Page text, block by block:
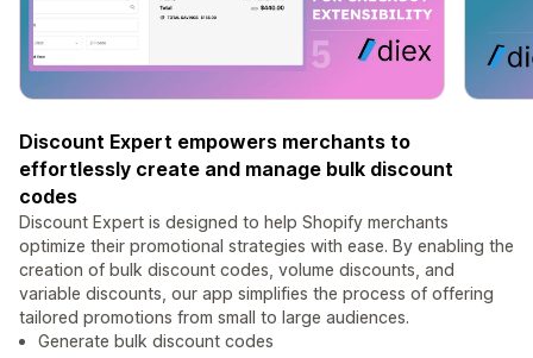
Discount Expert empowers merchants to
effortlessly create and manage bulk discount
codes
Discount Expert is designed to help Shopify merchants
optimize their promotional strategies with ease. By enabling the
creation of bulk discount codes, volume discounts, and
variable discounts, our app simplifies the process of offering
tailored promotions from small to large audiences.
Generate bulk discount codes